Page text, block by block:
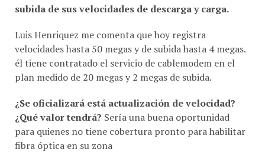
velocidades hasta 50 megas y de subida hasta 4 megas.
él tiene contratado el servicio de cablemodem en el
plan medido de 20 megas y 2 megas de subida.
¿Qué valor tendrá?Sería una buena oportunidad
para quienes no tiene cobertura pronto para habilitar
fibra óptica en su zona